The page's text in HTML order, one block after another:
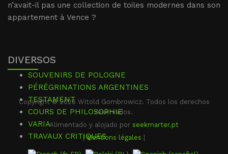
n’avait-il pas une collection de toiles modernes dans son
appartement à Vence ?
DIVERSOS
SOUVENIRS DE POLOGNE
PÉRÉGRINATIONS ARGENTINES
TESTAMENT
COURS DE PHILOSOPHIE
VARIA
TRAVAUX CRITIQUES
Copyright © 2026 Witold Gombrowicz. Todos los derechos
reservados.
Alimentado y alojado por seekmarter.pt
|Mentions légales